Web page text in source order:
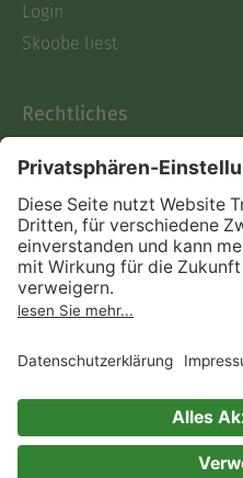
Login
Skoobe liest
Rechtliches
AGB
Informationen nach Data
Act
Verträge hier kündigen
Impressum
Immer ein